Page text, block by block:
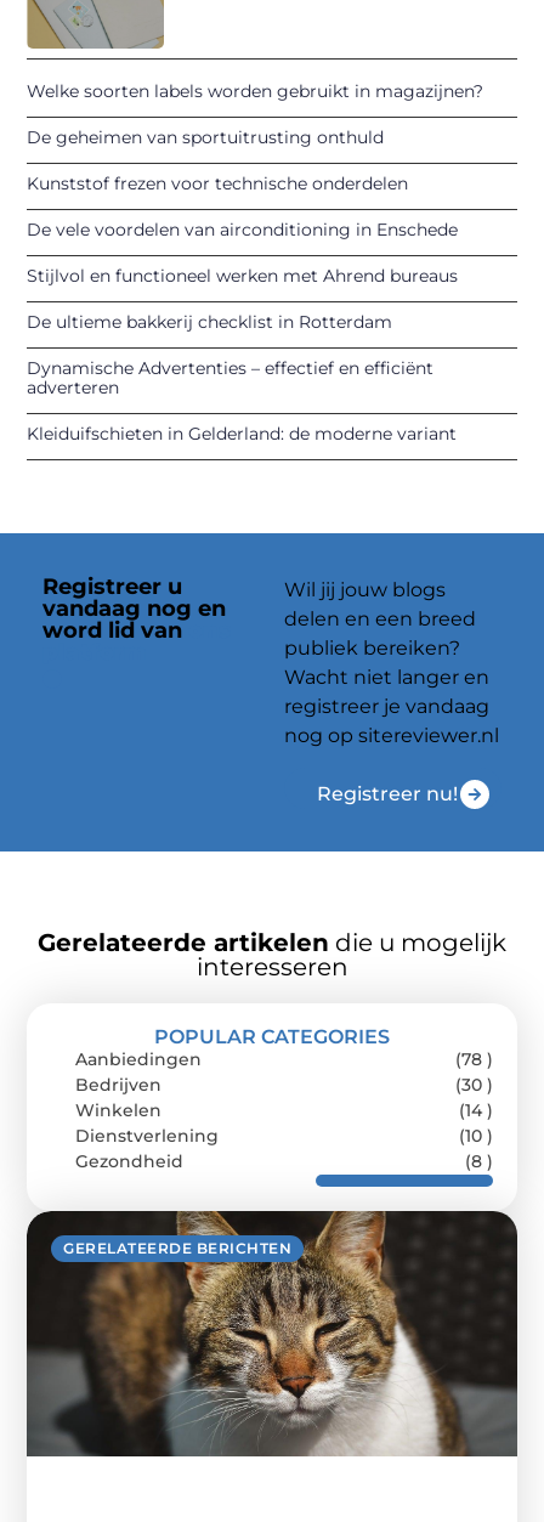
Welke soorten labels worden gebruikt in magazijnen?
De geheimen van sportuitrusting onthuld
Kunststof frezen voor technische onderdelen
De vele voordelen van airconditioning in Enschede
Stijlvol en functioneel werken met Ahrend bureaus
De ultieme bakkerij checklist in Rotterdam
Dynamische Advertenties – effectief en efficiënt
adverteren
Kleiduifschieten in Gelderland: de moderne variant
Registreer u
vandaag nog en
word lid van
Wil jij jouw blogs
delen en een breed
publiek bereiken?
Wacht niet langer en
registreer je vandaag
nog op sitereviewer.nl
Registreer nu!
Gerelateerde artikelen die u mogelijk
interesseren
GERELATEERDE BERICHTEN
POPULAR CATEGORIES
Aanbiedingen
(78 )
Bedrijven
(30 )
Winkelen
(14 )
Dienstverlening
(10 )
Gezondheid
(8 )